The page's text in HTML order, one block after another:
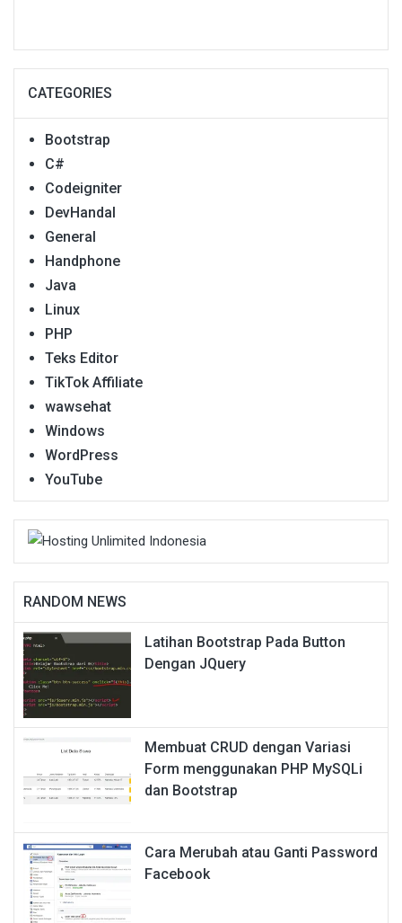
CATEGORIES
Bootstrap
C#
Codeigniter
DevHandal
General
Handphone
Java
Linux
PHP
Teks Editor
TikTok Affiliate
wawsehat
Windows
WordPress
YouTube
RANDOM NEWS
Latihan Bootstrap Pada Button
Dengan JQuery
Membuat CRUD dengan Variasi
Form menggunakan PHP MySQLi
dan Bootstrap
Cara Merubah atau Ganti Password
Facebook